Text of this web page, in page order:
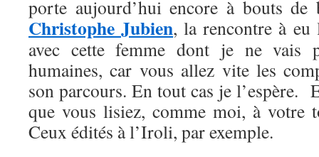
porte aujourd’hui encore à bouts
Christophe Jubien, la rencontre à
avec cette femme dont je ne vais
humaines, car vous allez vite les
son parcours. En tout cas je l’espère.
que vous lisiez, comme moi, à votre
Ceux édités à l’Iroli, par exemple.